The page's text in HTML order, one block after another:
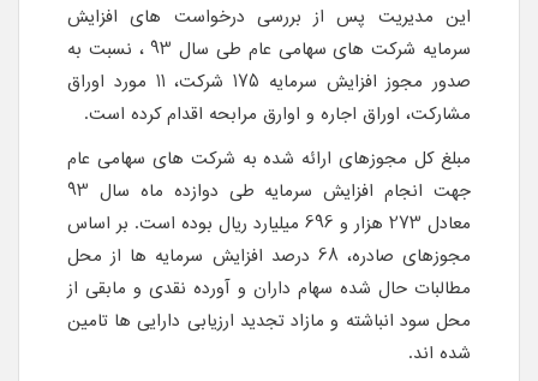
این مدیریت پس از بررسی درخواست های افزایش
سرمایه شرکت های سهامی عام طی سال 93 ، نسبت به
صدور مجوز افزایش سرمایه 175 شرکت، 11 مورد اوراق
مشارکت، اوراق اجاره و اوارق مرابحه اقدام کرده است.
مبلغ کل مجوزهای ارائه شده به شرکت های سهامی عام
جهت انجام افزایش سرمایه طی دوازده ماه سال 93
معادل 273 هزار و 696 میلیارد ریال بوده است. بر اساس
مجوزهای صادره، 68 درصد افزایش سرمایه ها از محل
مطالبات حال شده سهام داران و آورده نقدی و مابقی از
محل سود انباشته و مازاد تجدید ارزیابی دارایی ها تامین
شده اند.